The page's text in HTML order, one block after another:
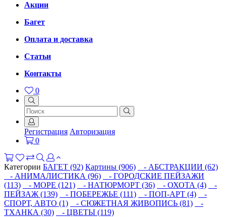
Акции
Багет
Оплата и доставка
Статьи
Контакты
0
Регистрация Авторизация
0
Категории БАГЕТ (92) Картины (906)
- АБСТРАКЦИИ (62)
- АНИМАЛИСТИКА (96)
- ГОРОДСКИЕ ПЕЙЗАЖИ
(113)
- МОРЕ (121) - НАТЮРМОРТ (36) - ОХОТА (4)
-
ПЕЙЗАЖ (139)
- ПОБЕРЕЖЬЕ (111) - ПОП-АРТ (4)
-
СПОРТ, АВТО (1)
- СЮЖЕТНАЯ ЖИВОПИСЬ (81)
-
ТХАНКА (30)
- ЦВЕТЫ (119)